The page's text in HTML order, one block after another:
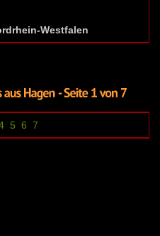
Westfalen
5 6 7